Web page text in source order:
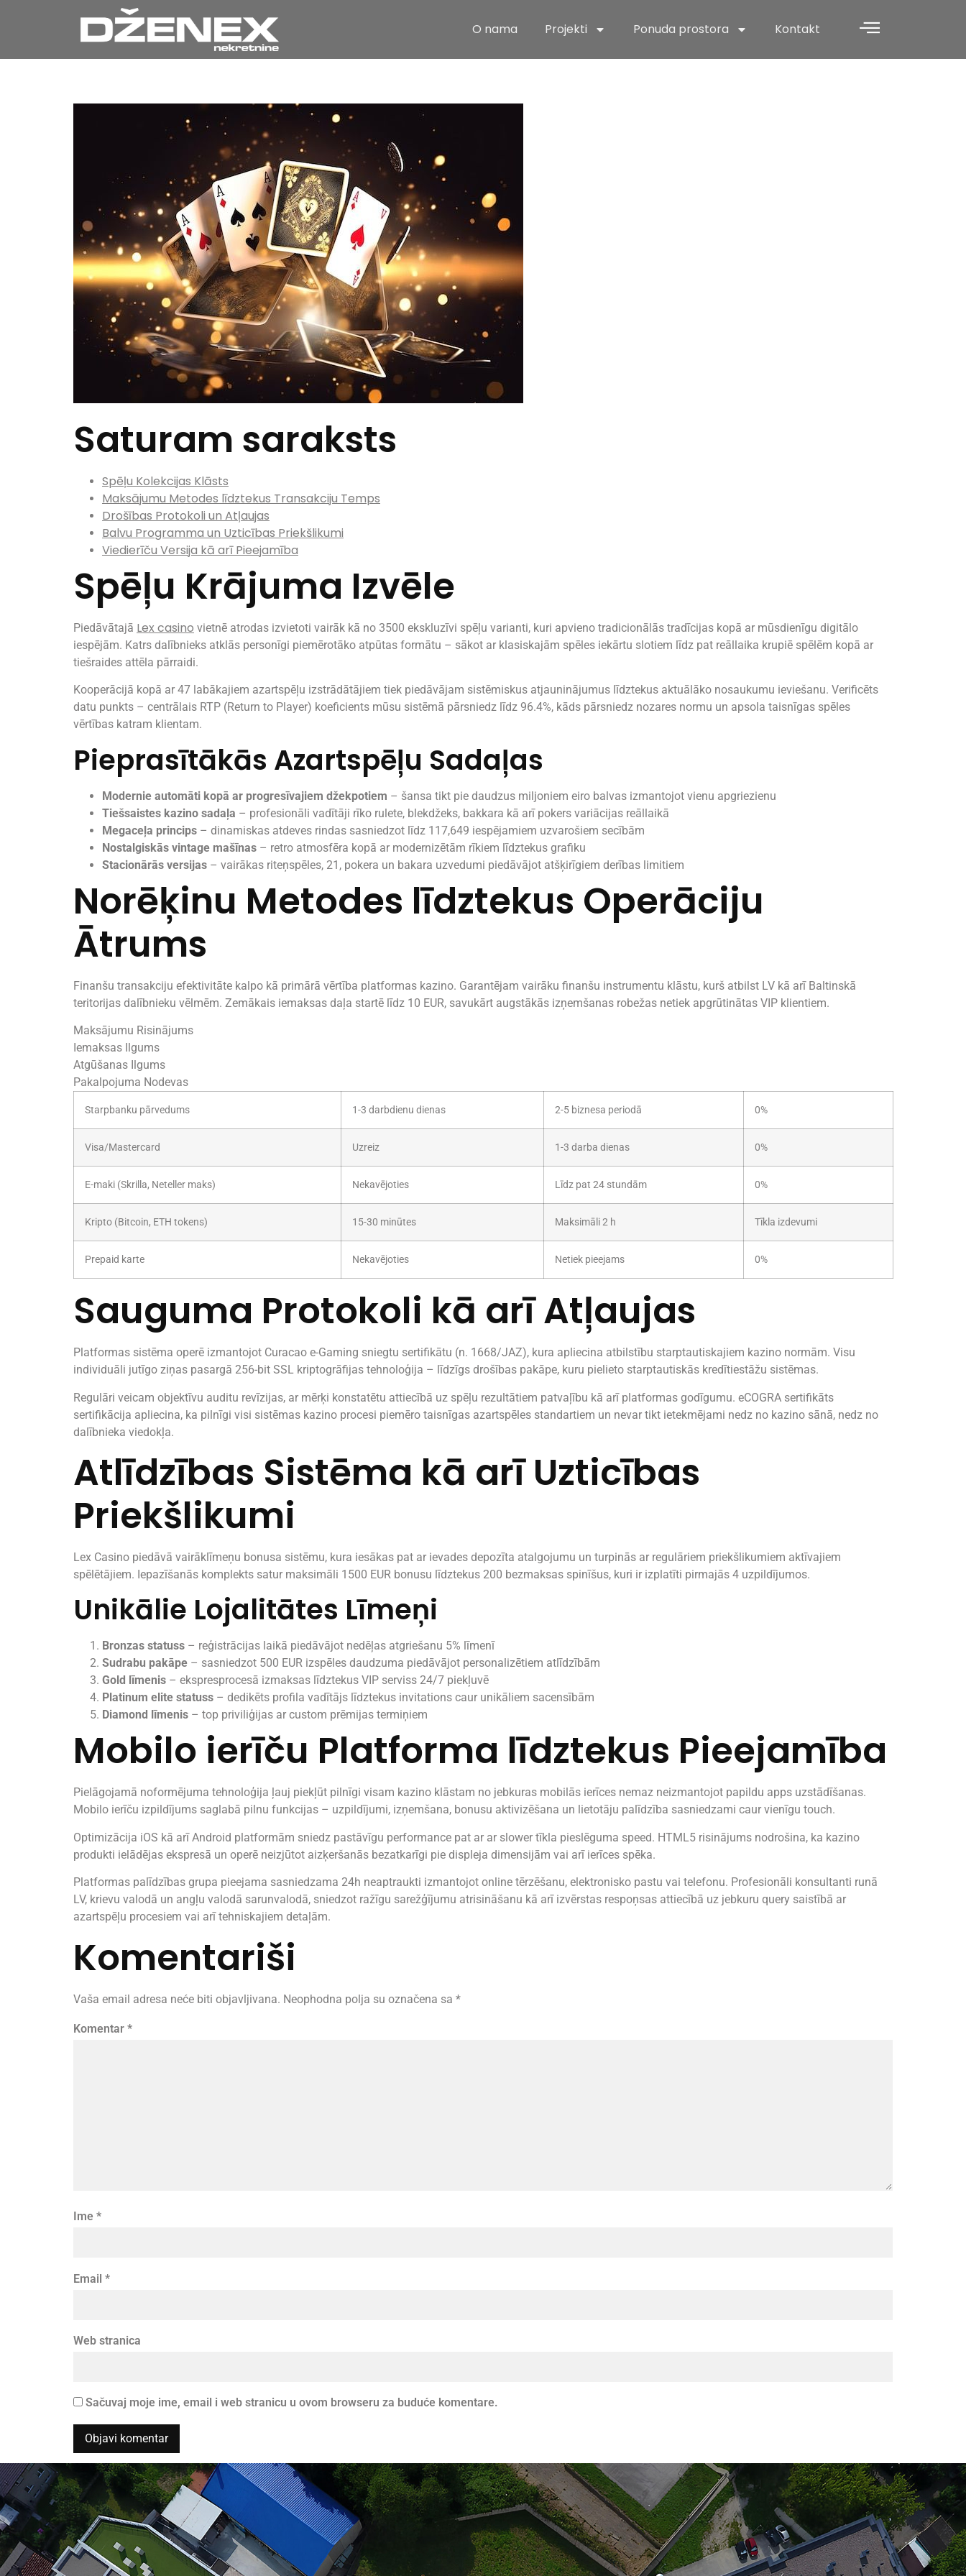
O nama Projekti Ponuda prostora Kontakt
Sabiedrotais Hazarda Vidē
Saturam saraksts
Spēļu Kolekcijas Klāsts
Maksājumu Metodes līdztekus Transakciju Temps
Drošības Protokoli un Atļaujas
Balvu Programma un Uzticības Priekšlikumi
Viedierīču Versija kā arī Pieejamība
Spēļu Krājuma Izvēle
Piedāvātajā Lex casino vietnē atrodas izvietoti vairāk kā no 3500 ekskluzīvi spēļu varianti, kuri apvieno tradicionālās tradīcijas kopā ar mūsdienīgu digitālo
iespējām. Katrs dalībnieks atklās personīgi piemērotāko atpūtas formātu – sākot ar klasiskajām spēles iekārtu slotiem līdz pat reāllaika krupiē spēlēm kopā ar
tiešraides attēla pārraidi.
Kooperācijā kopā ar 47 labākajiem azartspēļu izstrādātājiem tiek piedāvājam sistēmiskus atjauninājumus līdztekus aktuālāko nosaukumu ieviešanu. Verificēts
datu punkts – centrālais RTP (Return to Player) koeficients mūsu sistēmā pārsniedz līdz 96.4%, kāds pārsniedz nozares normu un apsola taisnīgas spēles
vērtības katram klientam.
Pieprasītākās Azartspēļu Sadaļas
Modernie automāti kopā ar progresīvajiem džekpotiem – šansa tikt pie daudzus miljoniem eiro balvas izmantojot vienu apgriezienu
Tiešsaistes kazino sadaļa – profesionāli vadītāji rīko rulete, blekdžeks, bakkara kā arī pokers variācijas reāllaikā
Megaceļa princips – dinamiskas atdeves rindas sasniedzot līdz 117,649 iespējamiem uzvarošiem secībām
Nostalgiskās vintage mašīnas – retro atmosfēra kopā ar modernizētām rīkiem līdztekus grafiku
Stacionārās versijas – vairākas riteņspēles, 21, pokera un bakara uzvedumi piedāvājot atšķirīgiem derības limitiem
Norēķinu Metodes līdztekus Operāciju
Ātrums
Finanšu transakciju efektivitāte kalpo kā primārā vērtība platformas kazino. Garantējam vairāku finanšu instrumentu klāstu, kurš atbilst LV kā arī Baltinskā
teritorijas dalībnieku vēlmēm. Zemākais iemaksas daļa startē līdz 10 EUR, savukārt augstākās izņemšanas robežas netiek apgrūtinātas VIP klientiem.
Maksājumu Risinājums
Iemaksas Ilgums
Atgūšanas Ilgums
Pakalpojuma Nodevas
Starpbanku pārvedums 1-3 darbdienu dienas 2-5 biznesa periodā 0%
Visa/Mastercard Uzreiz 1-3 darba dienas 0%
E-maki (Skrilla, Neteller maks) Nekavējoties Līdz pat 24 stundām 0%
Kripto (Bitcoin, ETH tokens) 15-30 minūtes Maksimāli 2 h Tīkla izdevumi
Prepaid karte Nekavējoties Netiek pieejams 0%
Sauguma Protokoli kā arī Atļaujas
Platformas sistēma operē izmantojot Curacao e-Gaming sniegtu sertifikātu (n. 1668/JAZ), kura apliecina atbilstību starptautiskajiem kazino normām. Visu
individuāli jutīgo ziņas pasargā 256-bit SSL kriptogrāfijas tehnoloģija – līdzīgs drošības pakāpe, kuru pielieto starptautiskās kredītiestāžu sistēmas.
Regulāri veicam objektīvu auditu revīzijas, ar mērķi konstatētu attiecībā uz spēļu rezultātiem patvaļību kā arī platformas godīgumu. eCOGRA sertifikāts
sertifikācija apliecina, ka pilnīgi visi sistēmas kazino procesi piemēro taisnīgas azartspēles standartiem un nevar tikt ietekmējami nedz no kazino sānā, nedz no
dalībnieka viedokļa.
Atlīdzības Sistēma kā arī Uzticības
Priekšlikumi
Lex Casino piedāvā vairāklīmeņu bonusa sistēmu, kura iesākas pat ar ievades depozīta atalgojumu un turpinās ar regulāriem priekšlikumiem aktīvajiem
spēlētājiem. Iepazīšanās komplekts satur maksimāli 1500 EUR bonusu līdztekus 200 bezmaksas spinīšus, kuri ir izplatīti pirmajās 4 uzpildījumos.
Unikālie Lojalitātes Līmeņi
Bronzas statuss – reģistrācijas laikā piedāvājot nedēļas atgriešanu 5% līmenī
Sudrabu pakāpe – sasniedzot 500 EUR izspēles daudzuma piedāvājot personalizētiem atlīdzībām
Gold līmenis – ekspresprocesā izmaksas līdztekus VIP serviss 24/7 piekļuvē
Platinum elite statuss – dedikēts profila vadītājs līdztekus invitations caur unikāliem sacensībām
Diamond līmenis – top priviliģijas ar custom prēmijas termiņiem
Mobilo ierīču Platforma līdztekus Pieejamība
Pielāgojamā noformējuma tehnoloģija ļauj piekļūt pilnīgi visam kazino klāstam no jebkuras mobilās ierīces nemaz neizmantojot papildu apps uzstādīšanas.
Mobilo ierīču izpildījums saglabā pilnu funkcijas – uzpildījumi, izņemšana, bonusu aktivizēšana un lietotāju palīdzība sasniedzami caur vienīgu touch.
Optimizācija iOS kā arī Android platformām sniedz pastāvīgu performance pat ar ar slower tīkla pieslēguma speed. HTML5 risinājums nodrošina, ka kazino
produkti ielādējas ekspresā un operē neizjūtot aizķeršanās bezatkarīgi pie displeja dimensijām vai arī ierīces spēka.
Platformas palīdzības grupa pieejama sasniedzama 24h neaptraukti izmantojot online tērzēšanu, elektronisko pastu vai telefonu. Profesionāli konsultanti runā
LV, krievu valodā un angļu valodā sarunvalodā, sniedzot ražīgu sarežģījumu atrisināšanu kā arī izvērstas respoņsas attiecībā uz jebkuru query saistībā ar
azartspēļu procesiem vai arī tehniskajiem detaļām.
Komentariši
Vaša email adresa neće biti objavljivana. Neophodna polja su označena sa *
Komentar *
Ime *
Email *
Web stranica
Sačuvaj moje ime, email i web stranicu u ovom browseru za buduće komentare.